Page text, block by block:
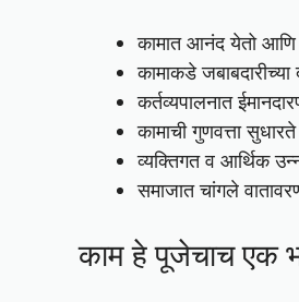
कामात आनंद येतो आणि
कामाकडे जबाबदारीच्या
कर्तव्यपालनात
कामाची गुणवत्ता सुधारते
व्यक्तिगत व आर्थिक
समाजात चांगले
काम हे पूजेचाच एक